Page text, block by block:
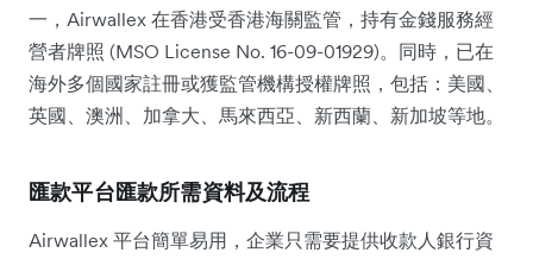
一，Airwallex 在香港受香港海關監管，持有金錢服務經
營者牌照 (MSO License No. 16-09-01929)。同時，已在
海外多個國家註冊或獲監管機構授權牌照，包括：美國、
英國、澳洲、加拿大、馬來西亞、新西蘭、新加坡等地。
匯款平台匯款所需資料及流程
Airwallex 平台簡單易用，企業只需要提供收款人銀行資